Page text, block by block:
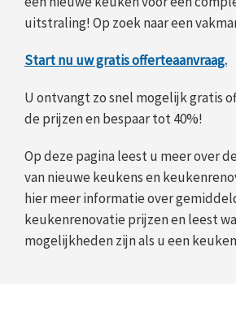
uitstraling! Op zoek naar een
Start nu uw gratis offerteaanvraag.
U ontvangt zo snel mogelijk gratis
de prijzen en bespaar tot 40%!
Op deze pagina leest u meer over
van nieuwe keukens en
hier meer informatie over
keukenrenovatie prijzen en leest
mogelijkheden zijn als u een